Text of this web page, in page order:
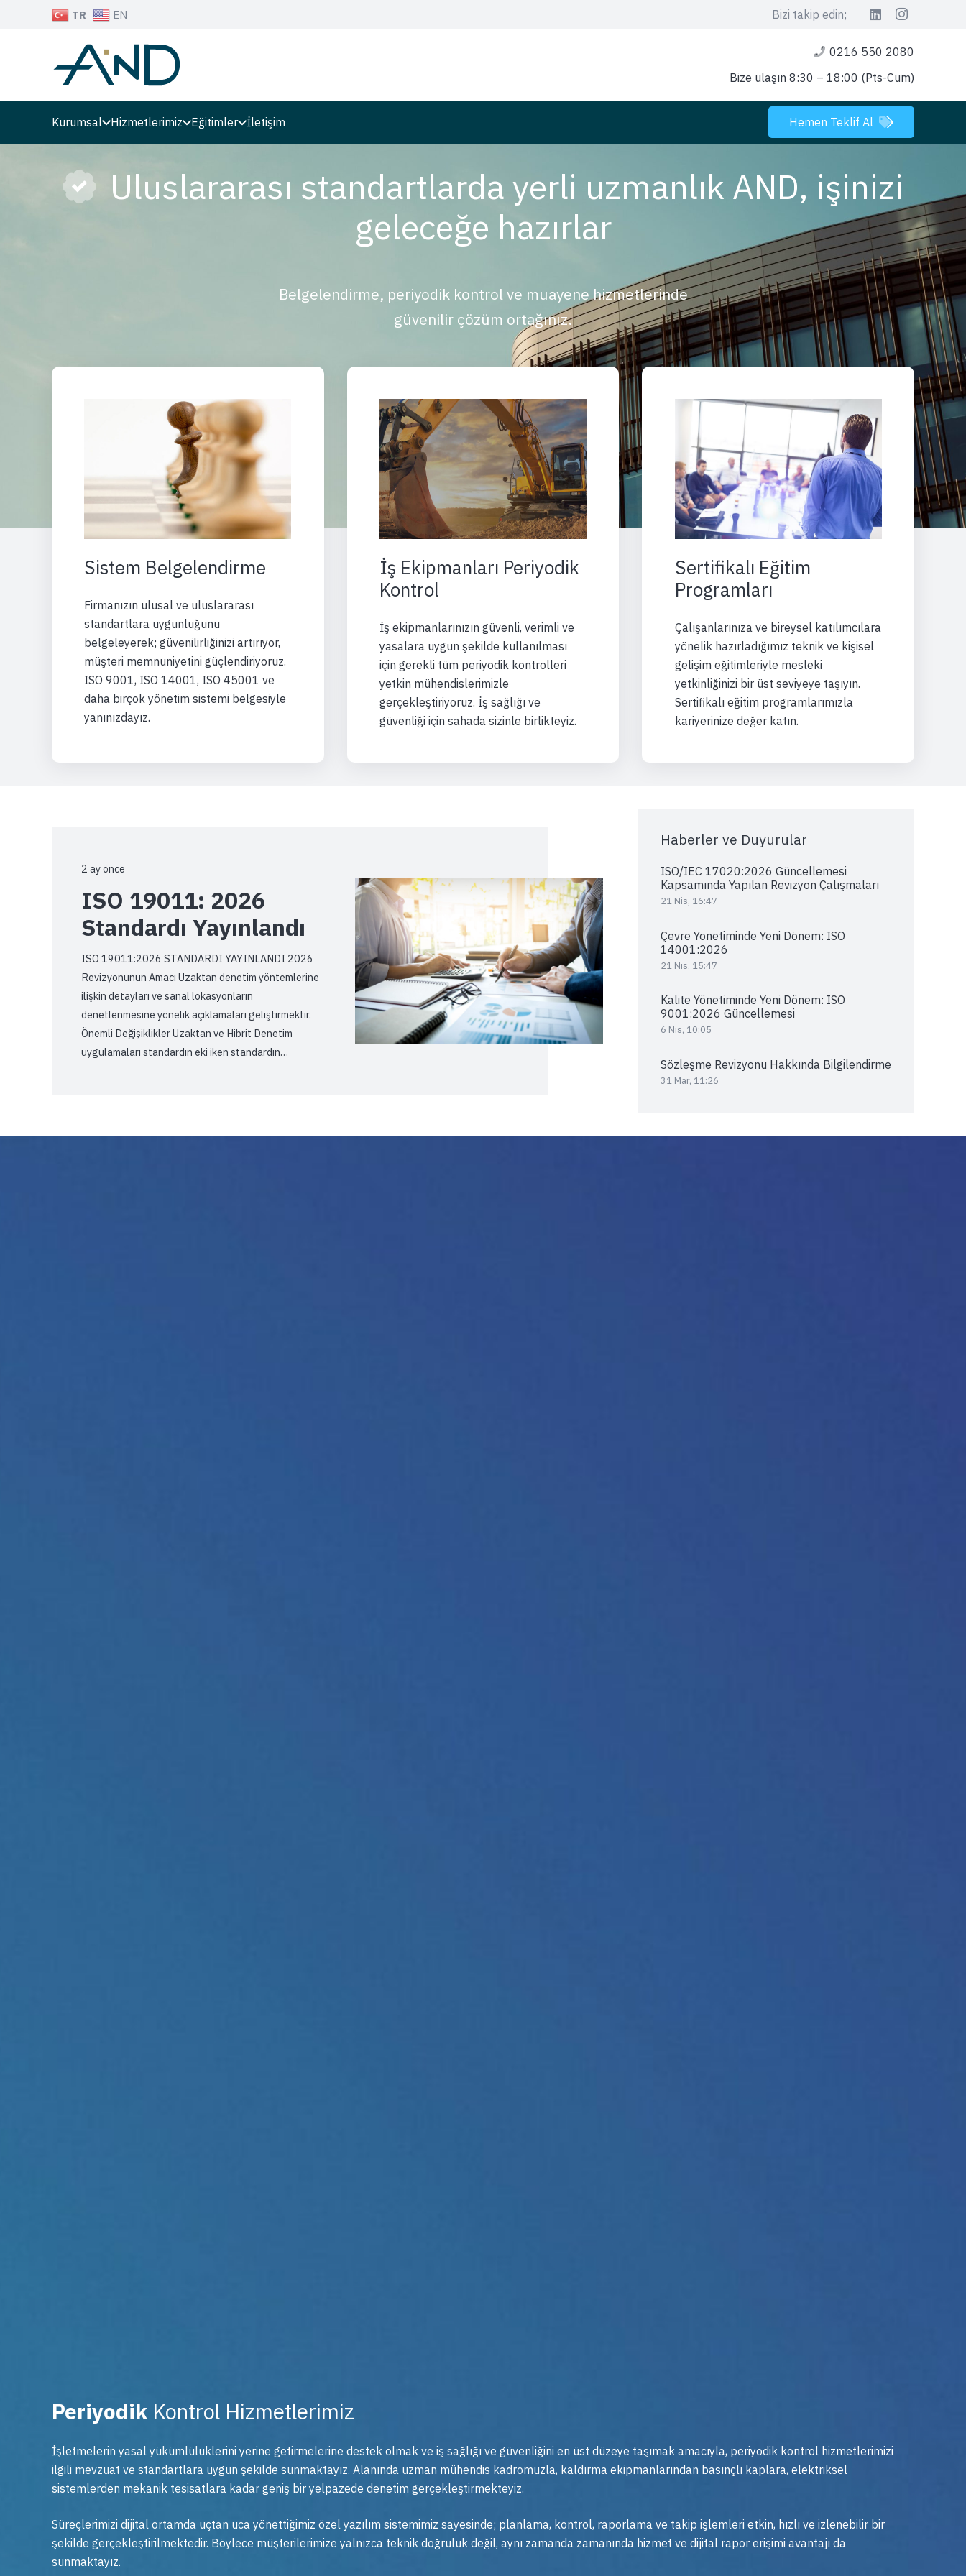
TR EN Bizi takip edin;
0216 550 2080
Bize ulaşın 8:30 – 18:00 (Pts-Cum)
Kurumsal Hizmetlerimiz Eğitimler İletişim Hemen Teklif Al
Uluslararası standartlarda yerli uzmanlık AND, işinizi
geleceğe hazırlar
Belgelendirme, periyodik kontrol ve muayene hizmetlerinde
güvenilir çözüm ortağınız.
Sistem Belgelendirme
Firmanızın ulusal ve uluslararası
standartlara uygunluğunu
belgeleyerek; güvenilirliğinizi artırıyor,
müşteri memnuniyetini güçlendiriyoruz.
ISO 9001, ISO 14001, ISO 45001 ve
daha birçok yönetim sistemi belgesiyle
yanınızdayız.
İş Ekipmanları Periyodik
Kontrol
İş ekipmanlarınızın güvenli, verimli ve
yasalara uygun şekilde kullanılması
için gerekli tüm periyodik kontrolleri
yetkin mühendislerimizle
gerçekleştiriyoruz. İş sağlığı ve
güvenliği için sahada sizinle birlikteyiz.
Sertifikalı Eğitim
Programları
Çalışanlarınıza ve bireysel katılımcılara
yönelik hazırladığımız teknik ve kişisel
gelişim eğitimleriyle mesleki
yetkinliğinizi bir üst seviyeye taşıyın.
Sertifikalı eğitim programlarımızla
kariyerinize değer katın.
2 ay önce
ISO 19011: 2026
Standardı Yayınlandı
ISO 19011:2026 STANDARDI YAYINLANDI 2026
Revizyonunun Amacı Uzaktan denetim yöntemlerine
ilişkin detayları ve sanal lokasyonların
denetlenmesine yönelik açıklamaları geliştirmektir.
Önemli Değişiklikler Uzaktan ve Hibrit Denetim
uygulamaları standardın eki iken standardın…
Haberler ve Duyurular
ISO/IEC 17020:2026 Güncellemesi
Kapsamında Yapılan Revizyon Çalışmaları
21 Nis, 16:47
Çevre Yönetiminde Yeni Dönem: ISO
14001:2026
21 Nis, 15:47
Kalite Yönetiminde Yeni Dönem: ISO
9001:2026 Güncellemesi
6 Nis, 10:05
Sözleşme Revizyonu Hakkında Bilgilendirme
31 Mar, 11:26
Periyodik Kontrol Hizmetlerimiz
İşletmelerin yasal yükümlülüklerini yerine getirmelerine destek olmak ve iş sağlığı ve güvenliğini en üst düzeye taşımak amacıyla, periyodik kontrol hizmetlerimizi
ilgili mevzuat ve standartlara uygun şekilde sunmaktayız. Alanında uzman mühendis kadromuzla, kaldırma ekipmanlarından basınçlı kaplara, elektriksel
sistemlerden mekanik tesisatlara kadar geniş bir yelpazede denetim gerçekleştirmekteyiz.
Süreçlerimizi dijital ortamda uçtan uca yönettiğimiz özel yazılım sistemimiz sayesinde; planlama, kontrol, raporlama ve takip işlemleri etkin, hızlı ve izlenebilir bir
şekilde gerçekleştirilmektedir. Böylece müşterilerimize yalnızca teknik doğruluk değil, aynı zamanda zamanında hizmet ve dijital rapor erişimi avantajı da
sunmaktayız.